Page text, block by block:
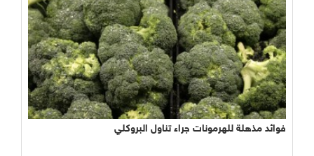
فوائد مذهلة للهرمونات جراء تناول البروكلي